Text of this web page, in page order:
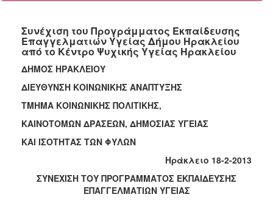
για
Οικονομική
Αδυναμία
&
Καταστροφές
Κέντρα
Κοινοτικής
(Κ.Α.Π.Η.)
Δημιουργικής
Απασχόλησης
Συνέχιση του Προγράμματος Εκπαίδευσης
Επαγγελματιών Υγείας Δήμου Ηρακλείου
από το Κέντρο Ψυχικής Υγείας Ηρακλείου
ΔΗΜΟΣ ΗΡΑΚΛΕΙΟΥ
ΔΙΕΥΘΥΝΣΗ ΚΟΙΝΩΝΙΚΗΣ ΑΝΑΠΤΥΞΗΣ
ΤΜΗΜΑ ΚΟΙΝΩΝΙΚΗΣ ΠΟΛΙΤΙΚΗΣ,
ΚΑΙΝΟΤΟΜΩΝ ΔΡΑΣΕΩΝ, ΔΗΜΟΣΙΑΣ ΥΓΕΙΑΣ
ΚΑΙ ΙΣΟΤΗΤΑΣ ΤΩΝ ΦΥΛΩΝ
Ηράκλειο 18-2-2013
ΣΥΝΕΧΙΣΗ ΤΟΥ ΠΡΟΓΡΑΜΜΑΤΟΣ ΕΚΠΑΙΔΕΥΣΗΣ
ΕΠΑΓΓΕΛΜΑΤΙΩΝ ΥΓΕΙΑΣ